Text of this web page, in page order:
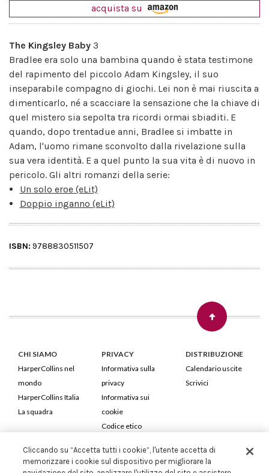
acquista su
The Kingsley Baby 3
Bradlee era solo una bambina quando è stata testimone
del rapimento del piccolo Adam Kingsley, il suo
inseparabile compagno di giochi. Lei non è mai riuscita a
dimenticarlo, né a scacciare la sensazione che la chiave di
quel mistero sia sepolta tra ricordi ormai sbiaditi. E
quando, dopo trentadue anni, Bradlee si imbatte in
Adam, l'uomo rimane sconvolto dalla rivelazione sulla
sua vera identità. E a quel punto la sua vita è di nuovo in
pericolo. Gli altri romanzi della serie:
Un solo eroe (eLit)
Doppio inganno (eLit)
ISBN: 9788830511507
CHI SIAMO
HarperCollins nel
mondo
HarperCollins Italia
La squadra
PRIVACY
Informativa sulla
privacy
Informativa sui
cookie
Codice etico
DISTRIBUZIONE
Calendario uscite
Scrivici
HarperCollins Italia S.p.A. Viale Monte Nero, 84 - 20135 Milano
Cod. Fiscale e P.IVA 05946780151 - Capitale Sociale 258.250 €
Cliccando su “Accetta tutti i cookie”, l'utente accetta di
memorizzare i cookie sul dispositivo per migliorare la